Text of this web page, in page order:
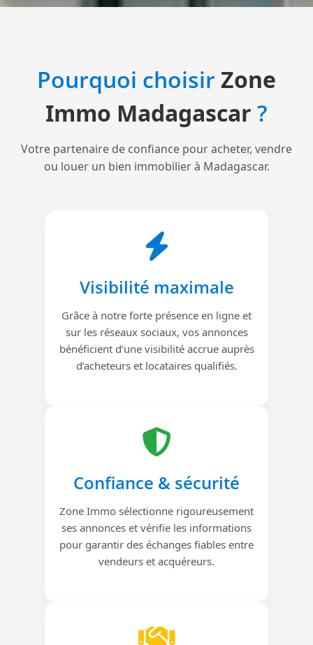
Pourquoi choisirZone
Immo Madagascar ?
Votre partenaire de confiance pour acheter, vendre
ou louer un bien immobilier à Madagascar.
Visibilité maximale
Grâce à notre forte présence en ligne et
sur les réseaux sociaux, vos annonces
bénéficient d’une visibilité accrue auprès
d’acheteurs et locataires qualifiés.
Confiance & sécurité
Zone Immo sélectionne rigoureusement
ses annonces et vérifie les informations
pour garantir des échanges fiables entre
vendeurs et acquéreurs.